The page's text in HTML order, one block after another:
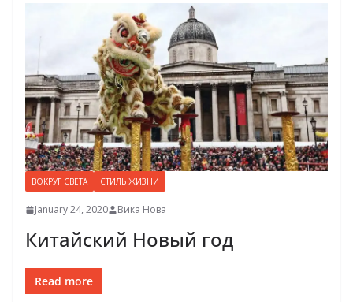
ВОКРУГ СВЕТА СТИЛЬ ЖИЗНИ
January 24, 2020 Вика Нова
Китайский Новый год
Read more